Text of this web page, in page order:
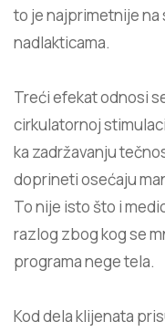
to je najprimetnije na
nadlakticama.
Treći efekat odnosi
cirkulatornoj
ka zadržavanju
doprineti osećaju
To nije isto što i
razlog zbog kog se
programa nege tela.
Kod dela klijenata